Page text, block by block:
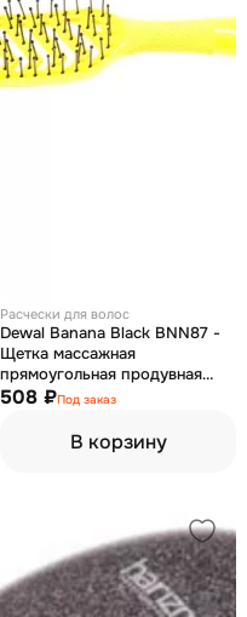
Расчески для волос
Dewal Banana Black BNN87 -
Щетка массажная
прямоугольная продувная
узкая, пластиковый штифт, 8
508 ₽Под заказ
В корзину